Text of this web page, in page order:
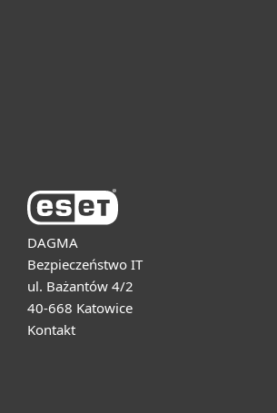
DAGMA
Bezpieczeństwo IT
ul. Bażantów 4/2
40-668 Katowice
Kontakt